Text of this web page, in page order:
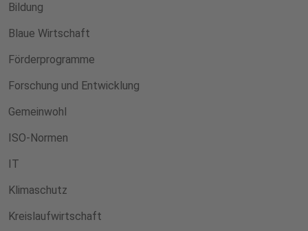
Bildung
Blaue Wirtschaft
Förderprogramme
Forschung und Entwicklung
Gemeinwohl
ISO-Normen
IT
Klimaschutz
Kreislaufwirtschaft